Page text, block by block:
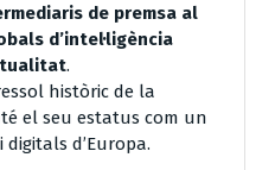
de premsa al
d’intel·ligència
.
històric de la
el seu estatus com un
d’Europa.